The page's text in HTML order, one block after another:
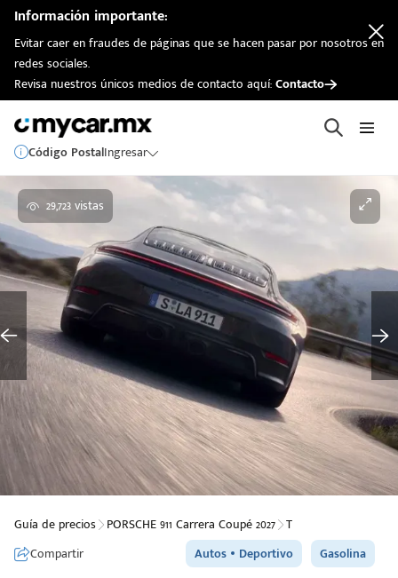
Información importante:
Evitar caer en fraudes de páginas que se hacen pasar por nosotros en
redes sociales.
Revisa nuestros únicos medios de contacto aquí:Contacto
Código PostalIngresar
29,723 vistas
Guía de precios PORSCHE 911 Carrera Coupé 2027 T
Compartir
Autos Deportivo Gasolina